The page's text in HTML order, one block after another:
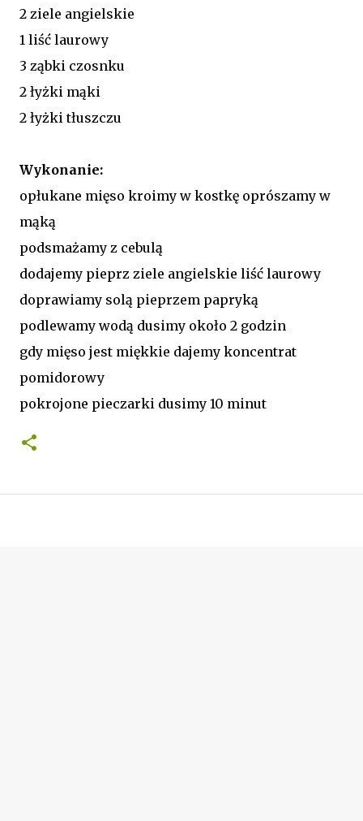
2 ziele angielskie
1 liść laurowy
3 ząbki czosnku
2 łyżki mąki
2 łyżki tłuszczu
Wykonanie:
opłukane mięso kroimy w kostkę oprószamy w
mąką
podsmażamy z cebulą
dodajemy pieprz ziele angielskie liść laurowy
doprawiamy solą pieprzem papryką
podlewamy wodą dusimy około 2 godzin
gdy mięso jest miękkie dajemy koncentrat
pomidorowy
pokrojone pieczarki dusimy 10 minut